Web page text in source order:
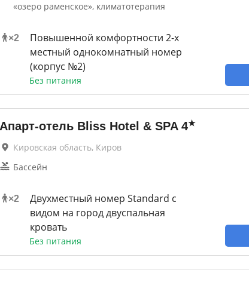
«озеро раменское», климатотерапия
×2
Повышенной комфортности 2-х
местный однокомнатный номер
(корпус №2)
Без питания
Апарт-отель Bliss Hotel & SPA 4★
Кировская область, Киров
Бассейн
×2
Двухместный номер Standard с
видом на город двуспальная
кровать
Без питания